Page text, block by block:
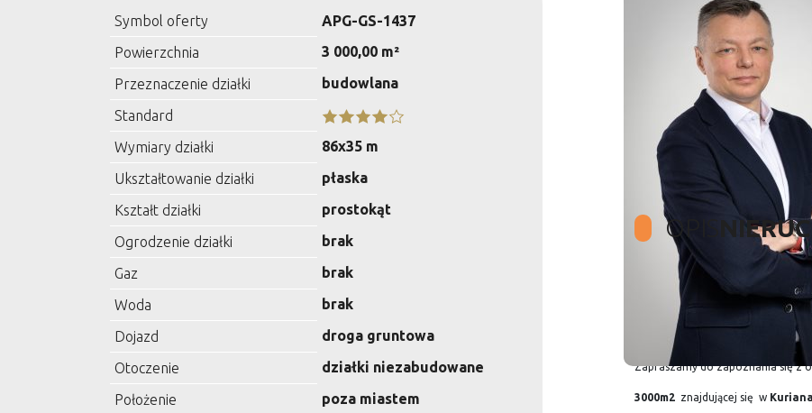
Symbol oferty
APG-GS-1437
Powierzchnia
3 000,00 m²
Przeznaczenie działki
budowlana
Standard
Wymiary działki
86x35 m
Ukształtowanie działki
płaska
Kształt działki
prostokąt
Ogrodzenie działki
brak
Gaz
brak
Woda
brak
Dojazd
droga gruntowa
Otoczenie
działki niezabudowane
Położenie
poza miastem
OPIS
Tylko w naszym biurze możesz
Zapraszamy do zapoznania się z
3000m2 znajdującej się w